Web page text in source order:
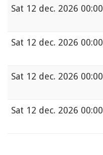
Sat 12 dec. 2026 00:00
Sat 12 dec. 2026 00:00
Sat 12 dec. 2026 00:00
Sat 12 dec. 2026 00:00